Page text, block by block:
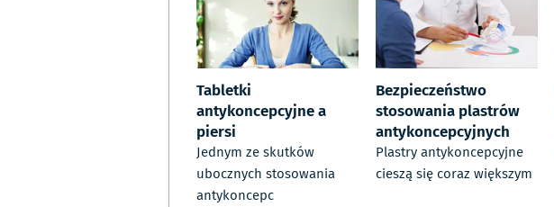
Tabletki
antykoncepcyjne a
piersi
Jednym ze skutków
ubocznych stosowania
antykoncepc
Bezpieczeństwo
stosowania plastrów
antykoncepcyjnych
Plastry antykoncepcyjne
cieszą się coraz większym